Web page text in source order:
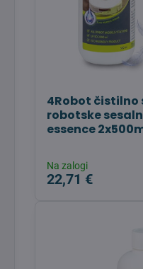
4Robot čistilno
robotske
essence
Na zalogi
22,71 €